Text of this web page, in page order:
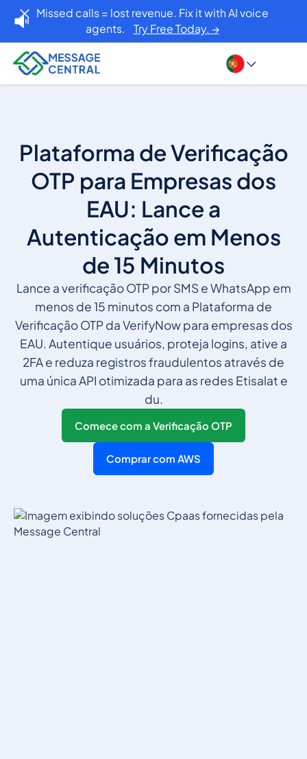
Missed calls = lost revenue. Fix it with AI voice
agents. Try Free Today. →
Plataforma de Verificação
OTP para Empresas dos
EAU: Lance a
Autenticação em Menos
de 15 Minutos
Lance a verificação OTP por SMS e WhatsApp em
menos de 15 minutos com a Plataforma de
Verificação OTP da VerifyNow para empresas dos
EAU. Autentique usuários, proteja logins, ative a
2FA e reduza registros fraudulentos através de
uma única API otimizada para as redes Etisalat e
du.
Comece com a Verificação OTP
Comprar com AWS